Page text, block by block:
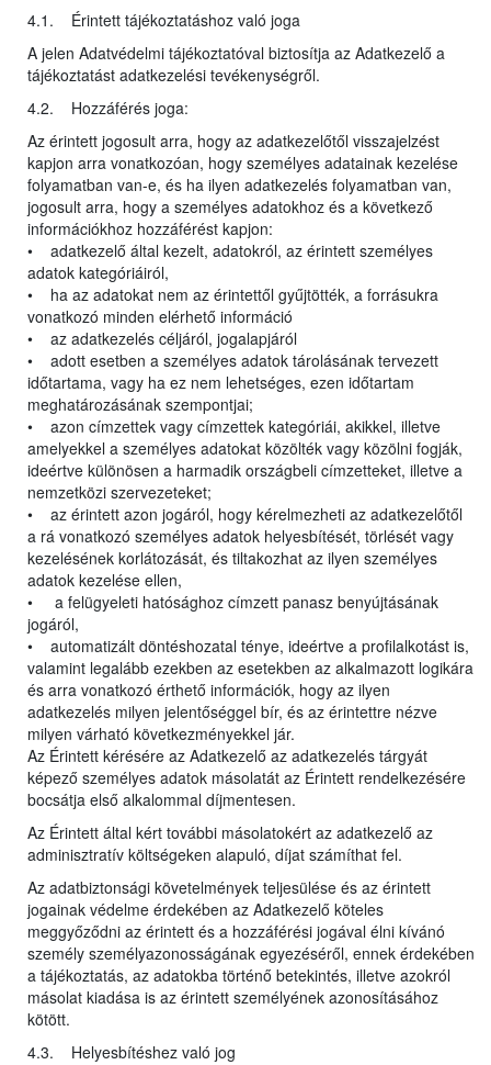
4.1. Érintett tájékoztatáshoz való joga
A jelen Adatvédelmi tájékoztatóval biztosítja az Adatkezelő a
tájékoztatást adatkezelési tevékenységről.
4.2. Hozzáférés joga:
Az érintett jogosult arra, hogy az adatkezelőtől visszajelzést
kapjon arra vonatkozóan, hogy személyes adatainak kezelése
folyamatban van-e, és ha ilyen adatkezelés folyamatban van,
jogosult arra, hogy a személyes adatokhoz és a következő
információkhoz hozzáférést kapjon:
• adatkezelő által kezelt, adatokról, az érintett személyes
adatok kategóriáiról,
• ha az adatokat nem az érintettől gyűjtötték, a forrásukra
vonatkozó minden elérhető információ
• az adatkezelés céljáról, jogalapjáról
• adott esetben a személyes adatok tárolásának tervezett
időtartama, vagy ha ez nem lehetséges, ezen időtartam
meghatározásának szempontjai;
• azon címzettek vagy címzettek kategóriái, akikkel, illetve
amelyekkel a személyes adatokat közölték vagy közölni fogják,
ideértve különösen a harmadik országbeli címzetteket, illetve a
nemzetközi szervezeteket;
• az érintett azon jogáról, hogy kérelmezheti az adatkezelőtől
a rá vonatkozó személyes adatok helyesbítését, törlését vagy
kezelésének korlátozását, és tiltakozhat az ilyen személyes
adatok kezelése ellen,
• a felügyeleti hatósághoz címzett panasz benyújtásának
jogáról,
• automatizált döntéshozatal ténye, ideértve a profilalkotást is,
valamint legalább ezekben az esetekben az alkalmazott logikára
és arra vonatkozó érthető információk, hogy az ilyen
adatkezelés milyen jelentőséggel bír, és az érintettre nézve
milyen várható következményekkel jár.
Az Érintett kérésére az Adatkezelő az adatkezelés tárgyát
képező személyes adatok másolatát az Érintett rendelkezésére
bocsátja első alkalommal díjmentesen.
Az Érintett által kért további másolatokért az adatkezelő az
adminisztratív költségeken alapuló, díjat számíthat fel.
Az adatbiztonsági követelmények teljesülése és az érintett
jogainak védelme érdekében az Adatkezelő köteles
meggyőződni az érintett és a hozzáférési jogával élni kívánó
személy személyazonosságának egyezéséről, ennek érdekében
a tájékoztatás, az adatokba történő betekintés, illetve azokról
másolat kiadása is az érintett személyének azonosításához
kötött.
4.3. Helyesbítéshez való jog